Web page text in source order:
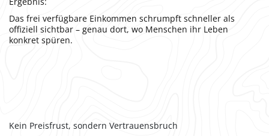
Das frei verfügbare Einkommen schrumpft schneller als
offiziell sichtbar – genau dort, wo Menschen ihr Leben
konkret spüren.
Kein Preisfrust, sondern Vertrauensbruch